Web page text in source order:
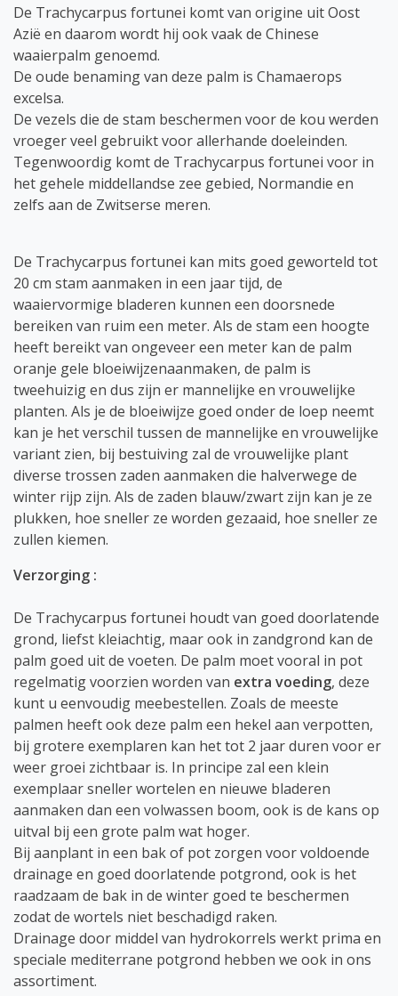
De Trachycarpus fortunei komt van origine uit Oost
Azië en daarom wordt hij ook vaak de Chinese
waaierpalm genoemd.
De oude benaming van deze palm is Chamaerops
excelsa.
De vezels die de stam beschermen voor de kou werden
vroeger veel gebruikt voor allerhande doeleinden.
Tegenwoordig komt de Trachycarpus fortunei voor in
het gehele middellandse zee gebied, Normandie en
zelfs aan de Zwitserse meren.
De Trachycarpus fortunei kan mits goed geworteld tot
20 cm stam aanmaken in een jaar tijd, de
waaiervormige bladeren kunnen een doorsnede
bereiken van ruim een meter. Als de stam een hoogte
heeft bereikt van ongeveer een meter kan de palm
oranje gele bloeiwijzenaanmaken, de palm is
tweehuizig en dus zijn er mannelijke en vrouwelijke
planten. Als je de bloeiwijze goed onder de loep neemt
kan je het verschil tussen de mannelijke en vrouwelijke
variant zien, bij bestuiving zal de vrouwelijke plant
diverse trossen zaden aanmaken die halverwege de
winter rijp zijn. Als de zaden blauw/zwart zijn kan je ze
plukken, hoe sneller ze worden gezaaid, hoe sneller ze
zullen kiemen.
Verzorging :
De Trachycarpus fortunei houdt van goed doorlatende
grond, liefst kleiachtig, maar ook in zandgrond kan de
palm goed uit de voeten. De palm moet vooral in pot
regelmatig voorzien worden van extra voeding, deze
kunt u eenvoudig meebestellen. Zoals de meeste
palmen heeft ook deze palm een hekel aan verpotten,
bij grotere exemplaren kan het tot 2 jaar duren voor er
weer groei zichtbaar is. In principe zal een klein
exemplaar sneller wortelen en nieuwe bladeren
aanmaken dan een volwassen boom, ook is de kans op
uitval bij een grote palm wat hoger.
Bij aanplant in een bak of pot zorgen voor voldoende
drainage en goed doorlatende potgrond, ook is het
raadzaam de bak in de winter goed te beschermen
zodat de wortels niet beschadigd raken.
Drainage door middel van hydrokorrels werkt prima en
speciale mediterrane potgrond hebben we ook in ons
assortiment.